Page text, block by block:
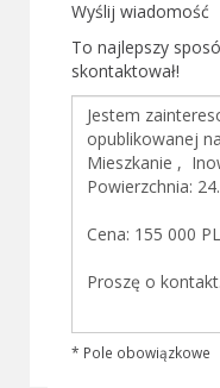
Wyślij wiadomość
To najlepszy
skontaktował!
* Pole obowiązkowe